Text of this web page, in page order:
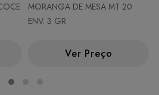
MORANGA DE MESA MT 20
ENV. 3 GR
Ver Preço